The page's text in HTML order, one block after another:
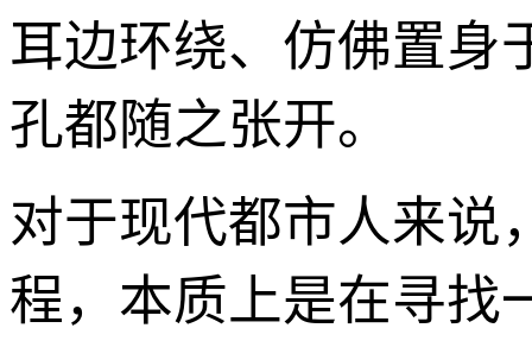
耳边环绕、仿佛置身
孔都随之张开。
对于现代都市人来说
程，本质上是在寻找